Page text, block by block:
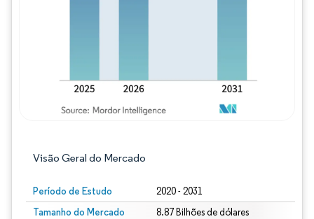
Visão Geral do Mercado
Período de Estudo 2020 - 2031
Tamanho do Mercado
8.87 Bilhões de dólares